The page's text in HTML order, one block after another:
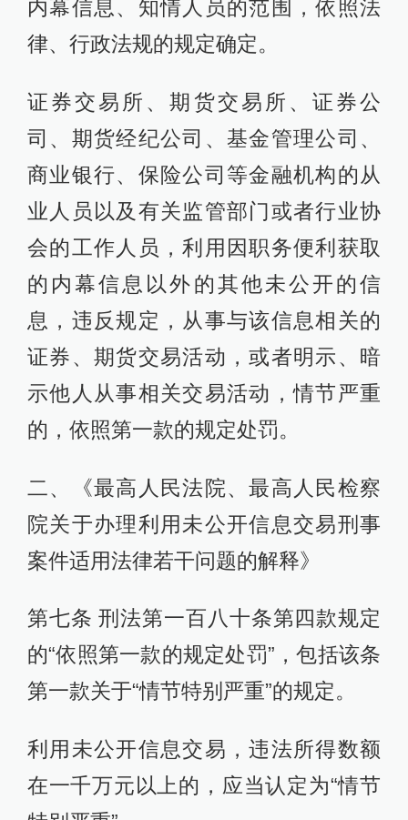
内幕信息、知情人员的范围，依照法
律、行政法规的规定确定。
证券交易所、期货交易所、证券公
司、期货经纪公司、基金管理公司、
商业银行、保险公司等金融机构的从
业人员以及有关监管部门或者行业协
会的工作人员，利用因职务便利获取
的内幕信息以外的其他未公开的信
息，违反规定，从事与该信息相关的
证券、期货交易活动，或者明示、暗
示他人从事相关交易活动，情节严重
的，依照第一款的规定处罚。
二、《最高人民法院、最高人民检察
院关于办理利用未公开信息交易刑事
案件适用法律若干问题的解释》
第七条 刑法第一百八十条第四款规定
的“依照第一款的规定处罚”，包括该条
第一款关于“情节特别严重”的规定。
利用未公开信息交易，违法所得数额
在一千万元以上的，应当认定为“情节